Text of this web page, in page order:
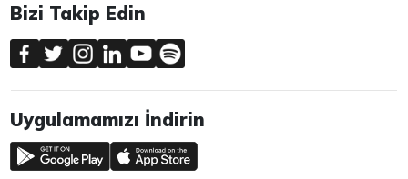
Bizi Takip Edin
Uygulamamızı İndirin